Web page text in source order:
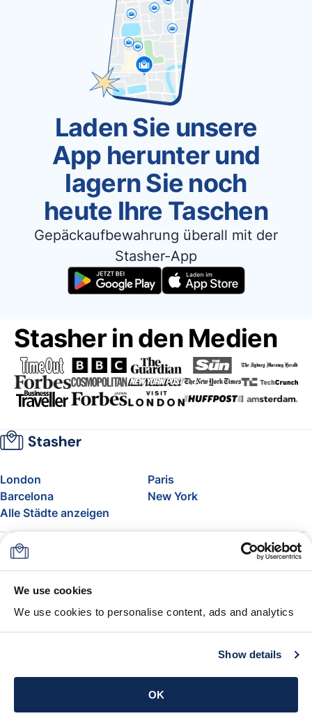
We use cookies
We use cookies to personalise content, ads and analytics
Show details
OK
Laden Sie unsere
App herunter und
lagern Sie noch
heute Ihre Taschen
Gepäckaufbewahrung überall mit der
Stasher-App
Stasher in den Medien
London
Paris
Barcelona
New York
Alle Städte anzeigen
Über uns
FAQ
Support
Blog
Freigepäck bei Airlines
Die Stasher-Garantie
AGB
App holen